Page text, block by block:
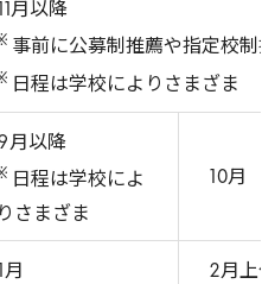
月以降
事前に公募制推薦や指定校
日程は学校によりさまざま
月以降
日程は学校によ
りさまざま
10月
月 2月